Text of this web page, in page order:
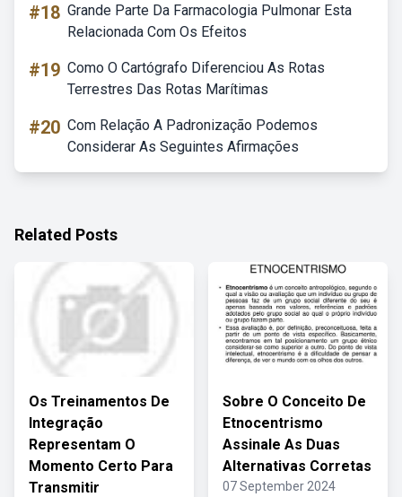
#18 Grande Parte Da Farmacologia Pulmonar Esta
Relacionada Com Os Efeitos
#19 Como O Cartógrafo Diferenciou As Rotas
Terrestres Das Rotas Marítimas
#20 Com Relação A Padronização Podemos
Considerar As Seguintes Afirmações
Related Posts
Os Treinamentos De
Integração
Representam O
Momento Certo Para
Transmitir
Sobre O Conceito De
Etnocentrismo
Assinale As Duas
Alternativas Corretas
07 September 2024